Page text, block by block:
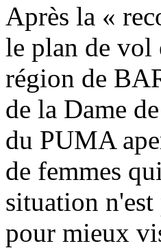
Après la «
le plan de vol
région de
de la Dame
du PUMA
de femmes
situation n'est
pour mieux